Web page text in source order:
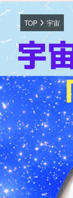
TOP 宇宙